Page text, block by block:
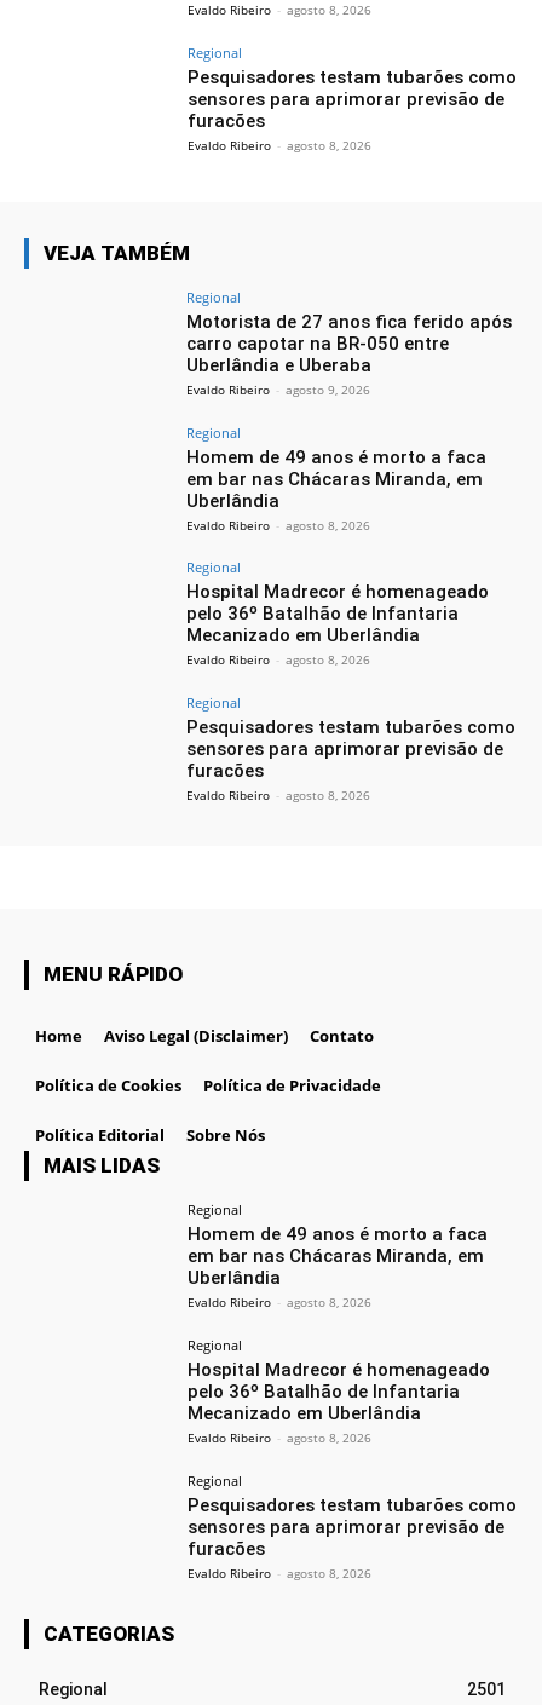
Evaldo Ribeiro - agosto 8, 2026
Regional
Pesquisadores testam tubarões como
sensores para aprimorar previsão de
furacões
Evaldo Ribeiro - agosto 8, 2026
VEJA TAMBÉM
Regional
Motorista de 27 anos fica ferido após
carro capotar na BR-050 entre
Uberlândia e Uberaba
Evaldo Ribeiro - agosto 9, 2026
Regional
Homem de 49 anos é morto a faca
em bar nas Chácaras Miranda, em
Uberlândia
Evaldo Ribeiro - agosto 8, 2026
Regional
Hospital Madrecor é homenageado
pelo 36º Batalhão de Infantaria
Mecanizado em Uberlândia
Evaldo Ribeiro - agosto 8, 2026
Regional
Pesquisadores testam tubarões como
sensores para aprimorar previsão de
furacões
Evaldo Ribeiro - agosto 8, 2026
MENU RÁPIDO
Home Aviso Legal (Disclaimer) Contato
Política de Cookies Política de Privacidade
Política Editorial Sobre Nós
MAIS LIDAS
Regional
Homem de 49 anos é morto a faca
em bar nas Chácaras Miranda, em
Uberlândia
Evaldo Ribeiro - agosto 8, 2026
Regional
Hospital Madrecor é homenageado
pelo 36º Batalhão de Infantaria
Mecanizado em Uberlândia
Evaldo Ribeiro - agosto 8, 2026
Regional
Pesquisadores testam tubarões como
sensores para aprimorar previsão de
furacões
Evaldo Ribeiro - agosto 8, 2026
CATEGORIAS
Regional 2501